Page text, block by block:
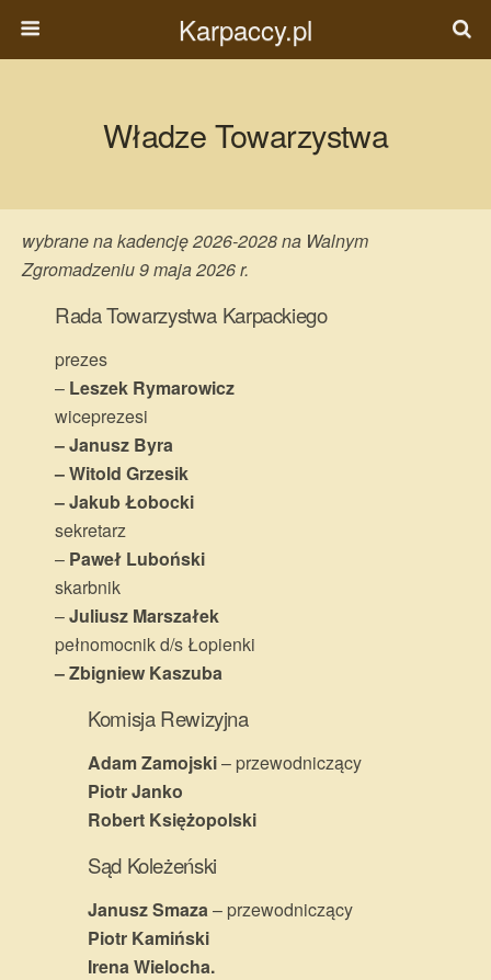
Karpaccy.pl
Władze Towarzystwa
wybranena kadencję 2026-2028na Walnym
Zgromadzeniu 9 maja 2026 r.
Rada Towarzystwa Karpackiego
prezes
– Leszek Rymarowicz
wiceprezesi
– Janusz Byra
– Witold Grzesik
– Jakub Łobocki
sekretarz
– Paweł Luboński
skarbnik
–Juliusz Marszałek
pełnomocnik d/s Łopienki
– Zbigniew Kaszuba
Komisja Rewizyjna
Adam Zamojski– przewodniczący
Piotr Janko
Robert Księżopolski
Sąd Koleżeński
Janusz Smaza– przewodniczący
Piotr Kamiński
Irena Wielocha.